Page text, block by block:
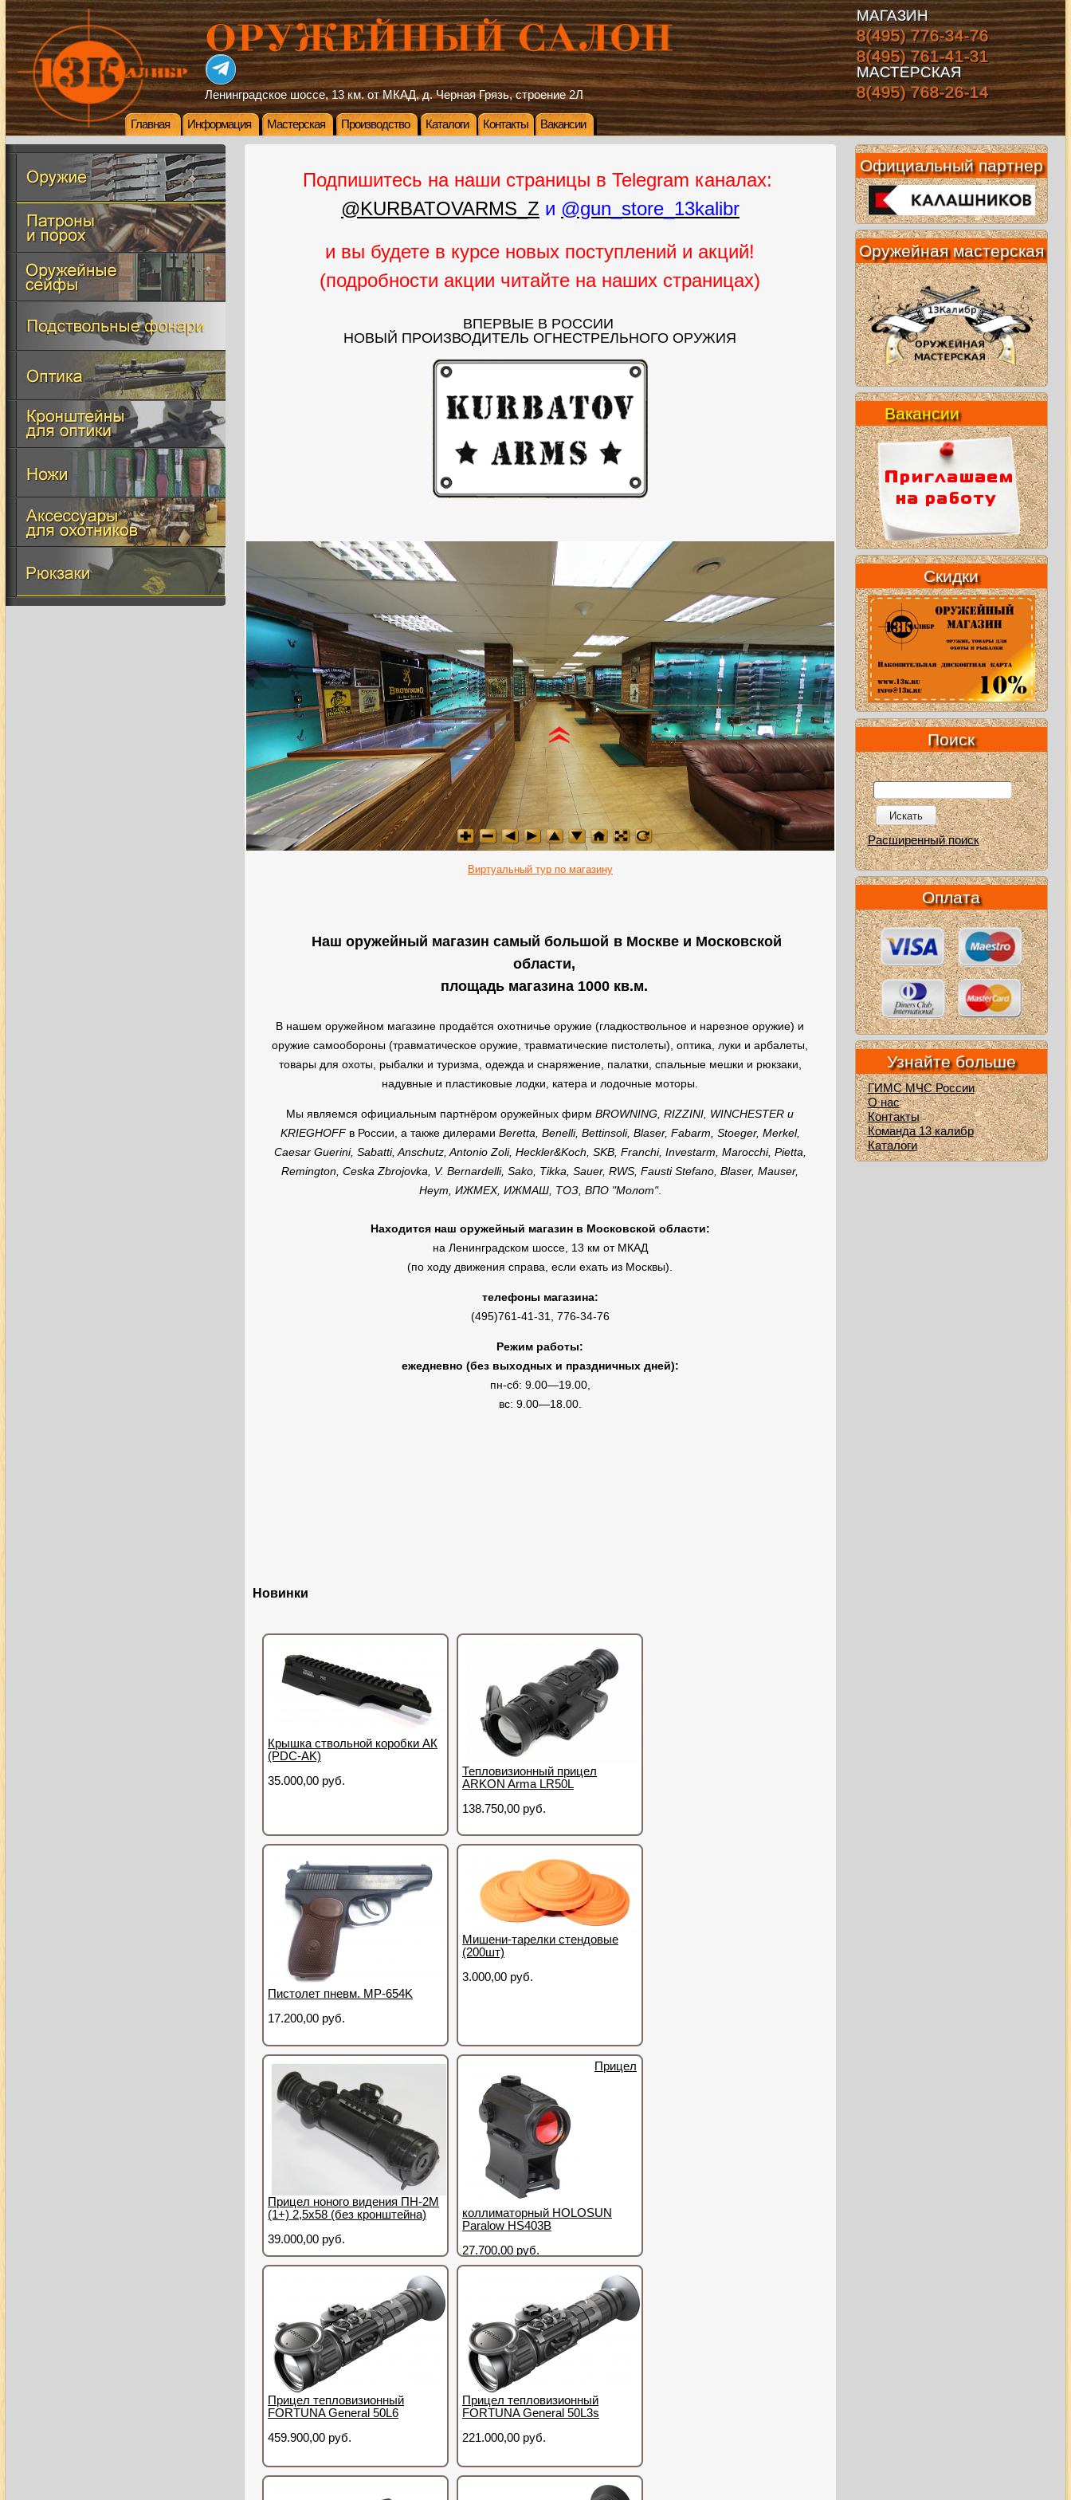
Ленинградское шоссе, 13 км. от МКАД, д. Черная Грязь, строение 2Л
МАГАЗИН
8(495) 776-34-76
8(495) 761-41-31
МАСТЕРСКАЯ
8(495) 768-26-14
Главная Информация Мастерская Производство Каталоги Контакты Вакансии
Подпишитесь на наши страницы в Telegram каналах:
@KURBATOVARMS_Z и @gun_store_13kalibr
и вы будете в курсе новых поступлений и акций!
(подробности акции читайте на наших страницах)
ВПЕРВЫЕ В РОССИИ
НОВЫЙ ПРОИЗВОДИТЕЛЬ ОГНЕСТРЕЛЬНОГО ОРУЖИЯ
Виртуальный тур по магазину
Наш оружейный магазин самый большой в Москве и Московской
области,
площадь магазина 1000 кв.м.
В нашем оружейном магазине продаётся охотничье оружие (гладкоствольное и нарезное оружие) и
оружие самообороны (травматическое оружие, травматические пистолеты), оптика, луки и арбалеты,
товары для охоты, рыбалки и туризма, одежда и снаряжение, палатки, спальные мешки и рюкзаки,
надувные и пластиковые лодки, катера и лодочные моторы.
Мы являемся официальным партнёром оружейных фирмBROWNING, RIZZINI, WINCHESTER и
KRIEGHOFFв России, а также дилерами Beretta, Benelli, Bettinsoli, Blaser, Fabarm, Stoeger, Merkel,
Caesar Guerini, Sabatti, Anschutz, Antonio Zoli, Heckler&Koch, SKB, Franchi, Investarm, Marocchi, Pietta,
Remington, Ceska Zbrojovka, V. Bernardelli, Sako, Tikka, Sauer, RWS, Fausti Stefano, Blaser, Mauser,
Heym, ИЖМЕХ, ИЖМАШ, ТОЗ, ВПО "Молот".
Находится наш оружейный магазин в Московской области:
на Ленинградском шоссе, 13 км от МКАД
(по ходу движения справа, если ехать из Москвы).
телефоны магазина:
(495)761-41-31, 776-34-76
Режим работы:
ежедневно (без выходных и праздничных дней):
пн-сб: 9.00—19.00,
вс: 9.00—18.00.
Новинки
Крышка ствольной коробки АК
(PDC-AK)
35.000,00 руб.
Тепловизионный прицел
ARKON Arma LR50L
138.750,00 руб.
Пистолет пневм. МР-654K
17.200,00 руб.
Мишени-тарелки стендовые
(200шт)
3.000,00 руб.
Прицел ноного видения ПН-2М
(1+) 2,5х58 (без кронштейна)
39.000,00 руб.
Прицел
коллиматорный HOLOSUN
Paralow HS403B
27.700,00 руб.
Прицел тепловизионный
FORTUNA General 50L6
459.900,00 руб.
Прицел тепловизионный
FORTUNA General 50L3s
221.000,00 руб.
Официальный партнер
Оружейная мастерская
Вакансии
Скидки
Поиск
Искать
Расширенный поиск
Оплата
Узнайте больше
ГИМС МЧС России
О нас
Контакты
Команда 13 калибр
Каталоги